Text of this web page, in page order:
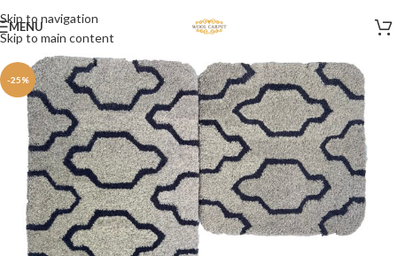
Skip to navigation
Skip to main content
MENU
-25%